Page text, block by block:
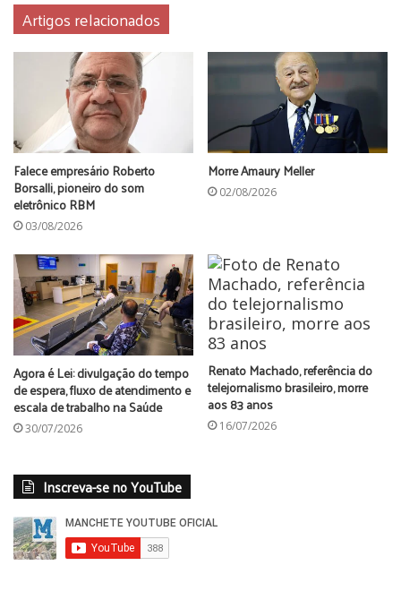
Artigos relacionados
Falece empresário Roberto
Borsalli, pioneiro do som
eletrônico RBM
03/08/2026
Morre Amaury Meller
02/08/2026
Agora é Lei: divulgação do tempo
de espera, fluxo de atendimento e
escala de trabalho na Saúde
30/07/2026
Renato Machado, referência do
telejornalismo brasileiro, morre
aos 83 anos
16/07/2026
Inscreva-se no YouTube